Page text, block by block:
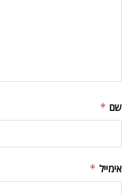
שם *
אימייל *